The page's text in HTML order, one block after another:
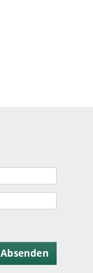
Absenden